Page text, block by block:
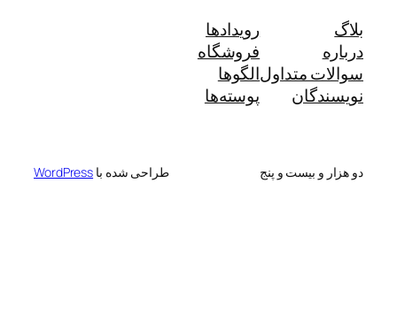
بلاگ
درباره
سوالات متداول
نویسندگان
رویدادها
فروشگاه
الگوها
پوسته‌ها
دو هزار و بیست و پنج طراحی شده با WordPress